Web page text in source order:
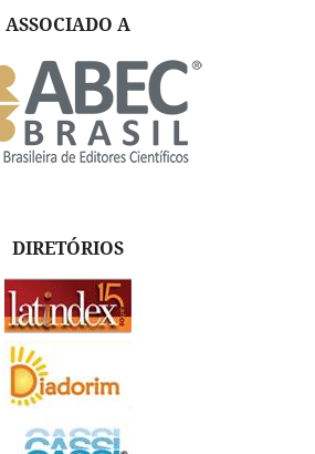
ASSOCIADO A
DIRETÓRIOS